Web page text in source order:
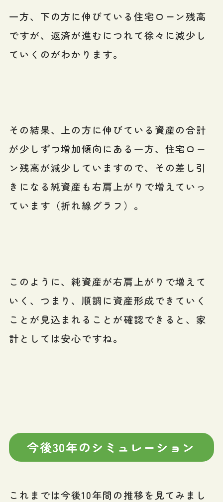
一方、下の方に伸びている住宅ローン残高
ですが、返済が進むにつれて徐々に減少し
ていくのがわかります。
その結果、上の方に伸びている資産の合計
が少しずつ増加傾向にある一方、住宅ロー
ン残高が減少していますので、その差し引
きになる純資産も右肩上がりで増えていっ
ています（折れ線グラフ）。
このように、純資産が右肩上がりで増えて
いく、つまり、順調に資産形成できていく
ことが見込まれることが確認できると、家
計としては安心ですね。
今後30年のシミュレーション
これまでは今後10年間の推移を見てみまし